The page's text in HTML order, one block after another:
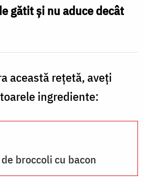
gătit și nu aduce decât
această rețetă, aveți
ingrediente:
broccoli cu bacon